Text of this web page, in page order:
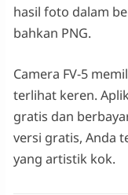
hasil foto dalam
bahkan PNG.
Camera FV-5
terlihat keren.
gratis dan
versi gratis, Anda
yang artistik kok.